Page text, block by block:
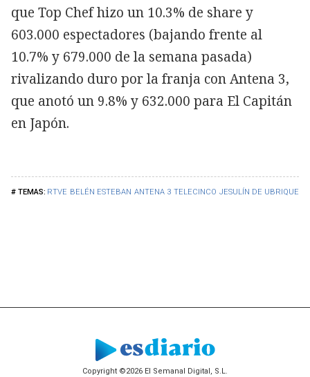
RTVE BELÉN ESTEBAN ANTENA 3 TELECINCO JESULÍN DE UBRIQUE
que Top Chef hizo un 10.3% de share y
603.000 espectadores (bajando frente al
10.7% y 679.000 de la semana pasada)
rivalizando duro por la franja con Antena 3,
que anotó un 9.8% y 632.000 para El Capitán
en Japón.
Copyright ©2026 El Semanal Digital, S.L.